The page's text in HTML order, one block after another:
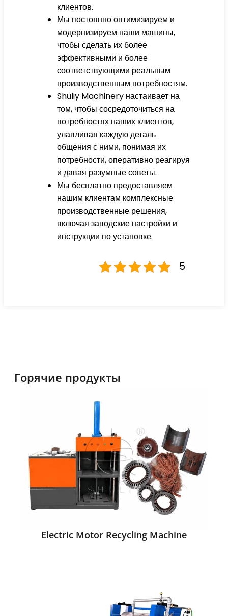
клиентов.
Мы постоянно оптимизируем и
модернизируем наши машины,
чтобы сделать их более
эффективными и более
соответствующими реальным
производственным потребностям.
Shuliy Machinery настаивает на
том, чтобы сосредоточиться на
потребностях наших клиентов,
улавливая каждую деталь
общения с ними, понимая их
потребности, оперативно реагируя
и давая разумные советы.
Мы бесплатно предоставляем
нашим клиентам комплексные
производственные решения,
включая заводские настройки и
инструкции по установке.
5
Горячие продукты
Electric Motor Recycling Machine